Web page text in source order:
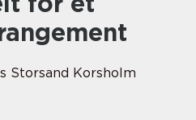
Storsand Korsholm